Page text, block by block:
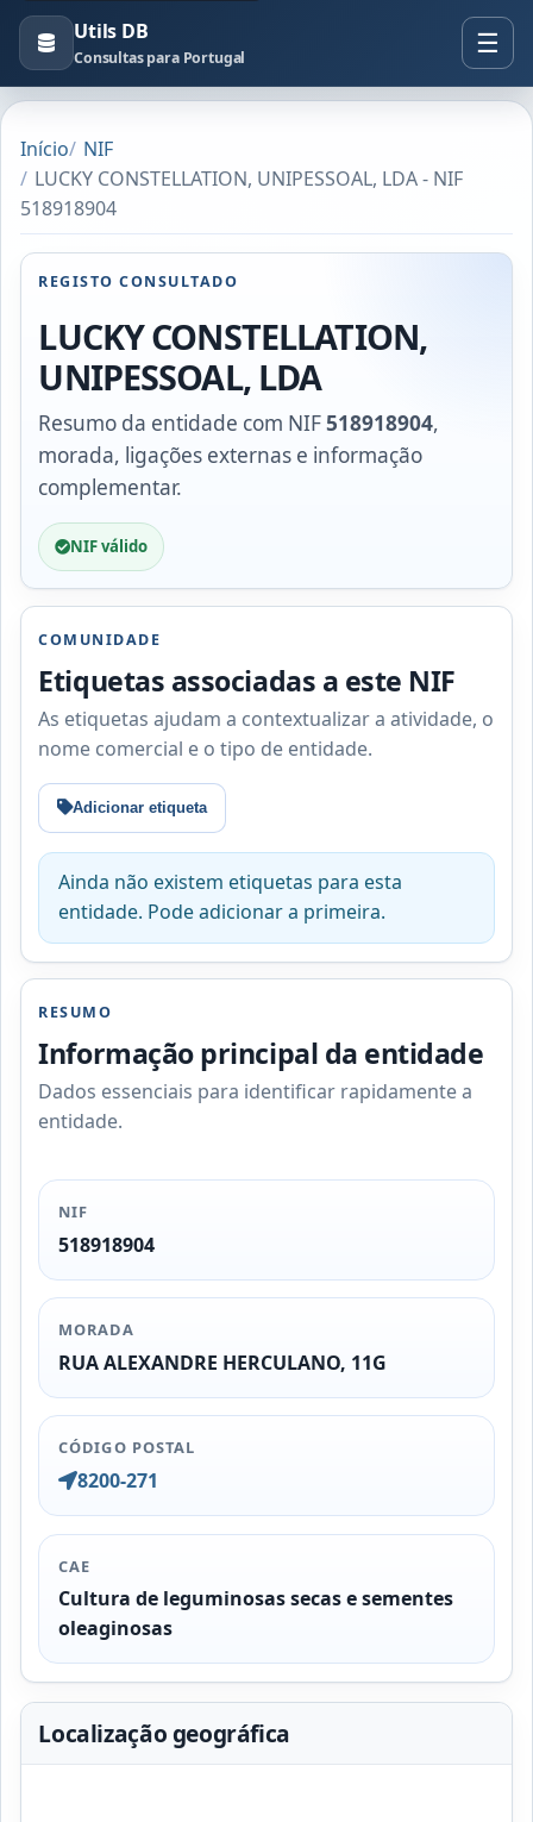
Utils DB
Consultas para Portugal
Início
NIF
LUCKY CONSTELLATION, UNIPESSOAL, LDA - NIF
518918904
REGISTO CONSULTADO
LUCKY CONSTELLATION,
UNIPESSOAL, LDA
Resumo da entidade com NIF518918904,
morada, ligações externas e informação
complementar.
NIF válido
COMUNIDADE
Etiquetas associadas a este NIF
As etiquetas ajudam a contextualizar a atividade, o
nome comercial e o tipo de entidade.
Adicionar etiqueta
Ainda não existem etiquetas para esta
entidade. Pode adicionar a primeira.
RESUMO
Informação principal da entidade
Dados essenciais para identificar rapidamente a
entidade.
NIF
518918904
MORADA
RUA ALEXANDRE HERCULANO, 11G
CÓDIGO POSTAL
8200-271
CAE
Cultura de leguminosas secas e sementes
oleaginosas
Localização geográfica